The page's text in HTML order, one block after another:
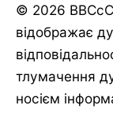
© 2026
відображає
тлумачення
носієм